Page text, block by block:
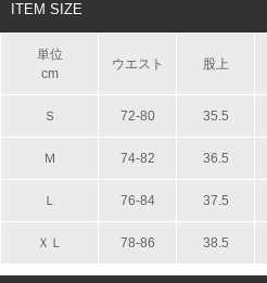
ITEM SIZE
単位
cm
ウエスト 股上
Ｓ 72-80 35.5
Ｍ 74-82 36.5
Ｌ 76-84 37.5
ＸＬ 78-86 38.5